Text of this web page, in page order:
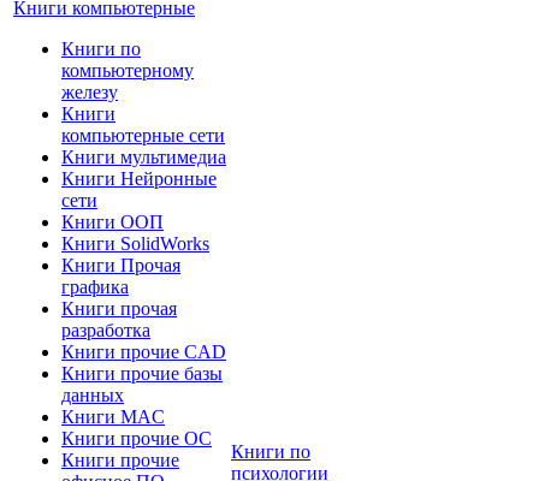
Книги компьютерные
Книги по
компьютерному
железу
Книги
компьютерные сети
Книги мультимедиа
Книги Нейронные
сети
Книги ООП
Книги SolidWorks
Книги Прочая
графика
Книги прочая
разработка
Книги прочие CAD
Книги прочие базы
данных
Книги MAC
Книги прочие ОС
Книги прочие
Книги по
психологии